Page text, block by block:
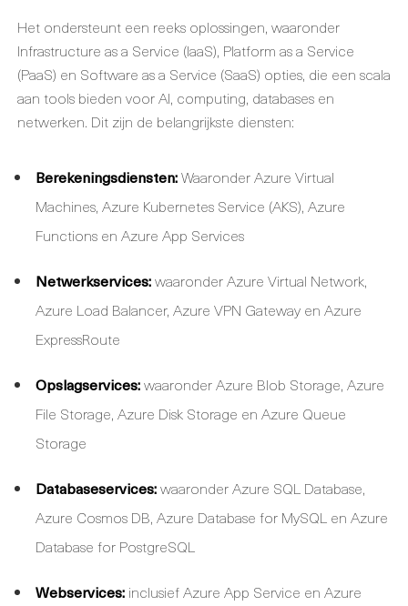
Het ondersteunt een reeks oplossingen, waaronder
Infrastructure as a Service (IaaS), Platform as a Service
(PaaS) en Software as a Service (SaaS) opties, die een scala
aan tools bieden voor AI, computing, databases en
netwerken. Dit zijn de belangrijkste diensten:
Berekeningsdiensten:Waaronder Azure Virtual
Machines, Azure Kubernetes Service (AKS), Azure
Functions en Azure App Services
Netwerkservices:waaronder Azure Virtual Network,
Azure Load Balancer, Azure VPN Gateway en Azure
ExpressRoute
Opslagservices:waaronder Azure Blob Storage, Azure
File Storage, Azure Disk Storage en Azure Queue
Storage
Databaseservices:waaronder Azure SQL Database,
Azure Cosmos DB, Azure Database for MySQL en Azure
Database for PostgreSQL
Webservices: inclusief Azure App Service en Azure